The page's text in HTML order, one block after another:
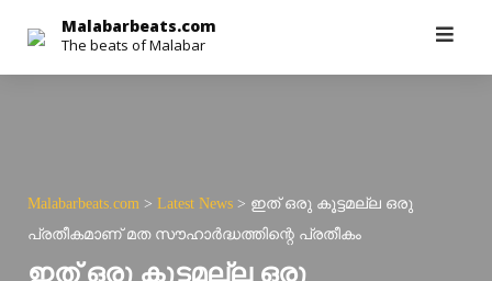
content
Malabarbeats.com
The beats of Malabar
Malabarbeats.com > Latest News > ഇത് ഒരു കൂട്ടമല്ല ഒരു
പ്രതീകമാണ് മത സൗഹാര്‍ദ്ധത്തിന്റെ പ്രതീകം
ഇത് ഒരു കൂട്ടമല്ല ഒരു